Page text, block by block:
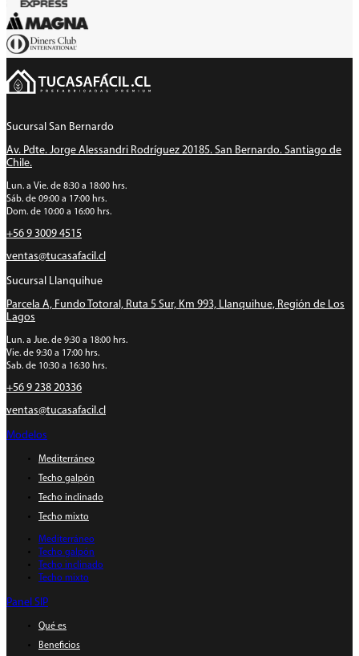
Sucursal San Bernardo
Av. Pdte. Jorge Alessandri Rodríguez 20185. San Bernardo. Santiago de
Chile.
Lun. a Vie. de 8:30 a 18:00 hrs.
Sáb. de 09:00 a 17:00 hrs.
Dom. de 10:00 a 16:00 hrs.
+56 9 3009 4515
ventas@tucasafacil.cl
Sucursal Llanquihue
Parcela A, Fundo Totoral, Ruta 5 Sur, Km 993, Llanquihue, Región de Los
Lagos
Lun. a Jue. de 9:30 a 18:00 hrs.
Vie. de 9:30 a 17:00 hrs.
Sab. de 10:30 a 16:30 hrs.
+56 9 238 20336
ventas@tucasafacil.cl
Modelos
Mediterráneo
Techo galpón
Techo inclinado
Techo mixto
Mediterráneo
Techo galpón
Techo inclinado
Techo mixto
Panel SIP
Qué es
Beneficios